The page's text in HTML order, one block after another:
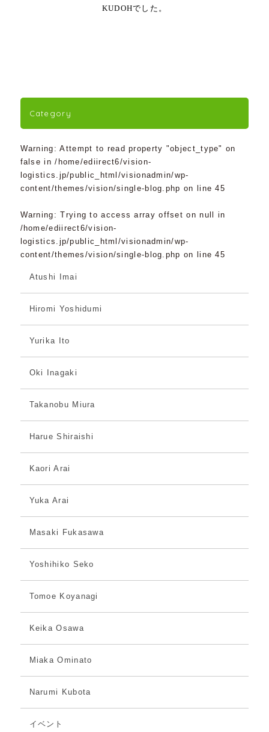
KUDOHでした。
Category
Warning : Attempt to read property "object_type" on
false in/home/ediirect6/vision-
logistics.jp/public_html/visionadmin/wp-
content/themes/vision/single-blog.php on line45
Warning : Trying to access array offset on null in
/home/ediirect6/vision-
logistics.jp/public_html/visionadmin/wp-
content/themes/vision/single-blog.php on line45
Atushi Imai
Hiromi Yoshidumi
Yurika Ito
Oki Inagaki
Takanobu Miura
Harue Shiraishi
Kaori Arai
Yuka Arai
Masaki Fukasawa
Yoshihiko Seko
Tomoe Koyanagi
Keika Osawa
Miaka Ominato
Narumi Kubota
イベント